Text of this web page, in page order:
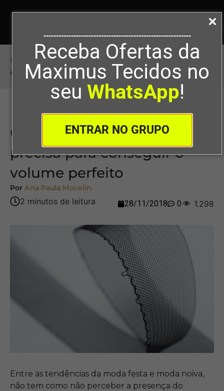
-----------------------------------------------------------
Receba Ofertas da
Maximus Tecidos no
seu WhatsApp!
ENTRAR NO GRUPO
Início > O crinol é o que você precisa para
conseguir o volume perfeito
O crinol é o que você
precisa para conseguir o
volume perfeito
Por Ana Paula Mocelin
28/11/2018 0 1.298
Entre as tendências da moda festa e moda noiva,
não tem como não perceber a presença do